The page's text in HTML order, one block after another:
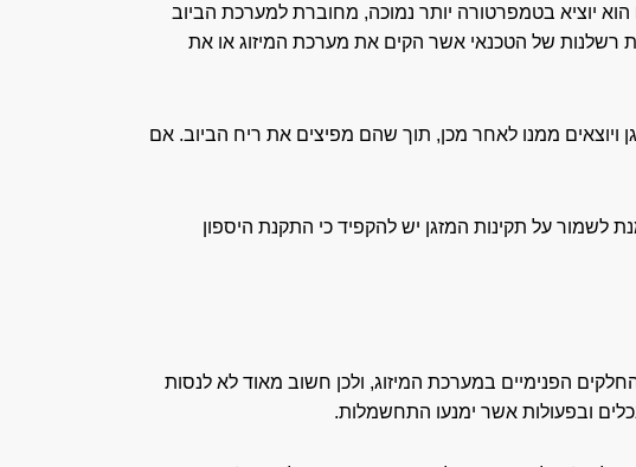
הוא יוציא בטמפרטורה יותר נמוכה, מחוברת למערכת הביוב
רשלנות של הטכנאי אשר הקים את מערכת המיזוג או את
ממנו לאחר מכן, תוך שהם מפיצים את ריח הביוב. אם
לשמור על תקינות המזגן יש להקפיד כי התקנת היספון
הפנימיים במערכת המיזוג, ולכן חשוב מאוד לא לנסות
ובפעולות אשר ימנעו התחשמלות.